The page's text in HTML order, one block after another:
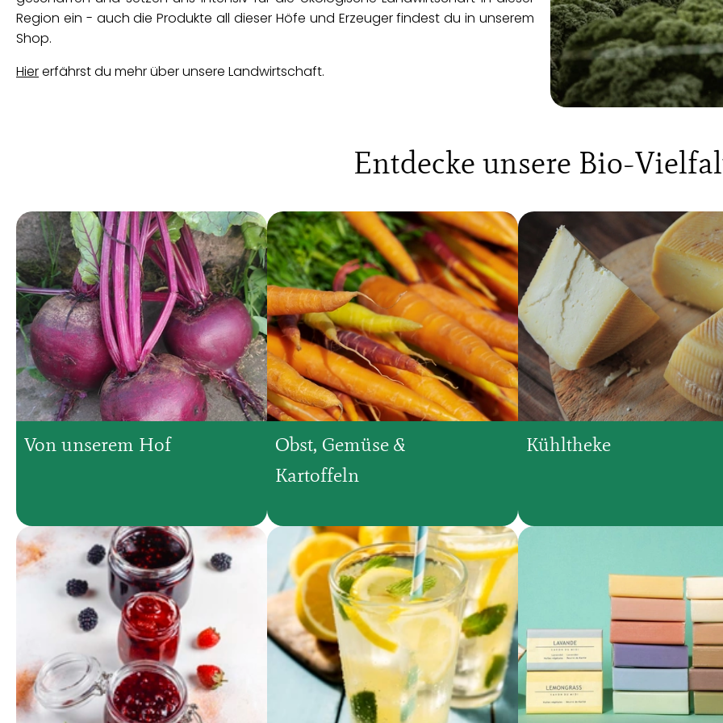
Region ein - auch die Produkte all dieser Höfe und Erzeuger findest du in unserem
Shop.
Hier erfährst du mehr über unsere Landwirtschaft.
Entdecke unsere Bio-
Von unserem Hof
Obst, Gemüse &
Kartoffeln
Kühltheke